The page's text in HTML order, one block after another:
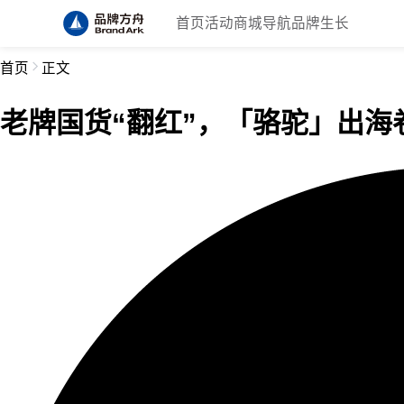
首页 活动商城导航品牌生长
首页 正文
老牌国货“翻红”，「骆驼」出海